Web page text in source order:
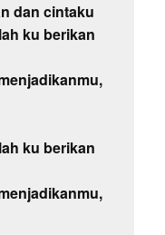
dan cintaku
ku berikan
ku berikan